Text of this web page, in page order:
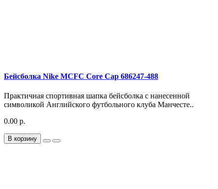
Бейсболка Nike MCFC Core Cap 686247-488
Практичная спортивная шапка бейсболка с нанесенной
символикой Английского футбольного клуба Манчесте..
0.00 р.
В корзину